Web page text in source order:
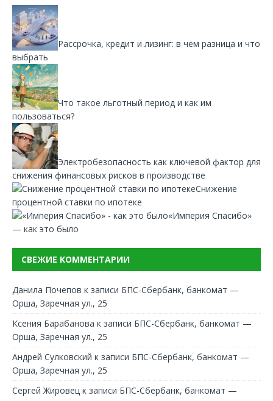
Рассрочка, кредит и лизинг: в чем разница и что
выбрать
Что такое льготный период и как им
пользоваться?
Электробезопасность как ключевой фактор для
снижения финансовых рисков в производстве
Снижение
процентной ставки по ипотеке
«Империя Спасибо»
— как это было
СВЕЖИЕ КОММЕНТАРИИ
Данила Почепов к записи БПС-Сбербанк, банкомат —
Орша, Заречная ул., 25
Ксения Барабанова к записи БПС-Сбербанк, банкомат —
Орша, Заречная ул., 25
Андрей Сулковский к записи БПС-Сбербанк, банкомат —
Орша, Заречная ул., 25
Сергей Жировец к записи БПС-Сбербанк, банкомат —